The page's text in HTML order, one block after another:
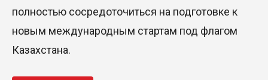
полностью сосредоточиться на подготовке к
новым международным стартам под флагом
Казахстана.